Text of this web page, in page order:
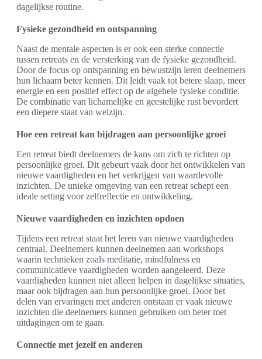
dagelijkse routine.
Fysieke gezondheid en ontspanning
Naast de mentale aspecten is er ook een sterke connectie
tussen retreats en de versterking van de fysieke gezondheid.
Door de focus op ontspanning en bewustzijn leren deelnemers
hun lichaam beter kennen. Dit leidt vaak tot betere slaap, meer
energie en een positief effect op de algehele fysieke conditie.
De combinatie van lichamelijke en geestelijke rust bevordert
een diepere staat van welzijn.
Hoe een retreat kan bijdragen aan persoonlijke groei
Een retreat biedt deelnemers de kans om zich te richten op
persoonlijke groei. Dit gebeurt vaak door het ontwikkelen van
nieuwe vaardigheden en het verkrijgen van waardevolle
inzichten. De unieke omgeving van een retreat schept een
ideale setting voor zelfreflectie en ontwikkeling.
Nieuwe vaardigheden en inzichten opdoen
Tijdens een retreat staat het leren van nieuwe vaardigheden
centraal. Deelnemers kunnen deelnemen aan workshops
waarin technieken zoals meditatie, mindfulness en
communicatieve vaardigheden worden aangeleerd. Deze
vaardigheden kunnen niet alleen helpen in dagelijkse situaties,
maar ook bijdragen aan hun persoonlijke groei. Door het
delen van ervaringen met anderen ontstaan er vaak nieuwe
inzichten die deelnemers kunnen gebruiken om beter met
uitdagingen om te gaan.
Connectie met jezelf en anderen